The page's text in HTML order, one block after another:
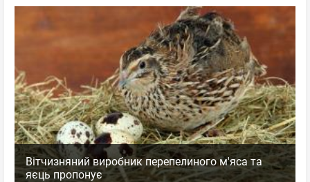
Вітчизняний виробник перепелиного м'яса та
яєць пропонує